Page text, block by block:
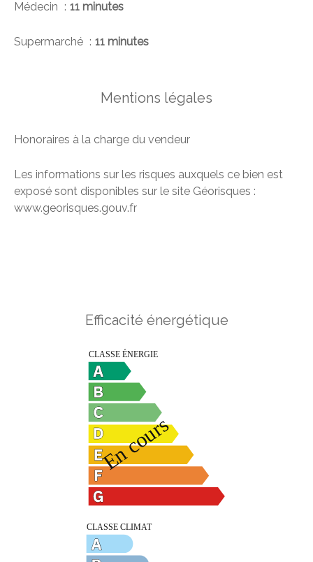
Médecin 11 minutes
Supermarché 11 minutes
Mentions légales
Honoraires à la charge du vendeur
Les informations sur les risques auxquels ce bien est
exposé sont disponibles sur le site Géorisques :
www.georisques.gouv.fr
Efficacité énergétique